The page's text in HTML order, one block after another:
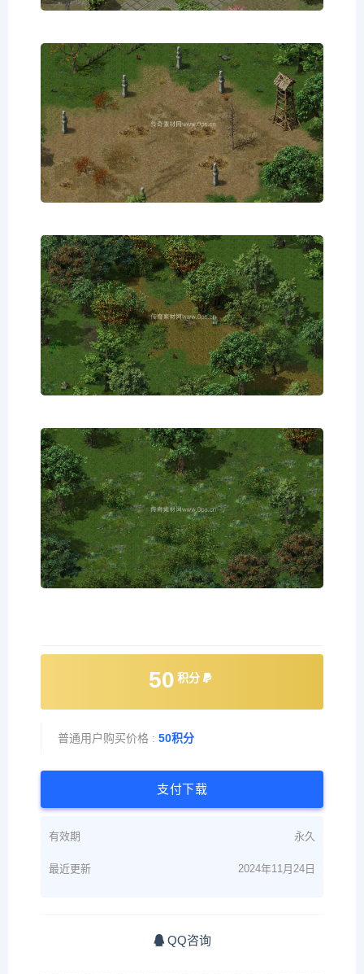
50 积分
普通用户购买价格 : 50积分
支付下载
有效期 永久
最近更新 2024年11月24日
QQ咨询